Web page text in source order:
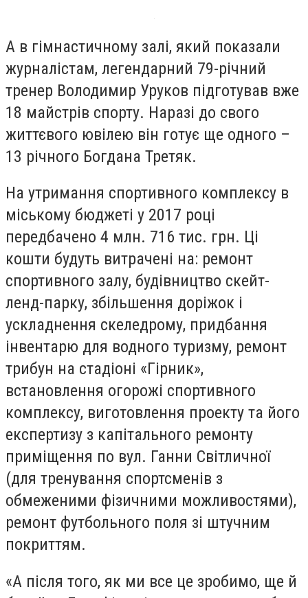
А в гімнастичному залі, який показали
журналістам, легендарний 79-річний
тренер Володимир Уруков підготував вже
18 майстрів спорту. Наразі до свого
життєвого ювілею він готує ще одного –
13 річного Богдана Третяк.
На утримання спортивного комплексу в
міському бюджеті у 2017 році
передбачено 4 млн. 716 тис. грн. Ці
кошти будуть витрачені на: ремонт
спортивного залу, будівництво скейт-
ленд-парку, збільшення доріжок і
ускладнення скеледрому, придбання
інвентарю для водного туризму, ремонт
трибун на стадіоні «Гірник»,
встановлення огорожі спортивного
комплексу, виготовлення проекту та його
експертизу з капітального ремонту
приміщення по вул. Ганни Світличної
(для тренування спортсменів з
обмеженими фізичними можливостями),
ремонт футбольного поля зі штучним
покриттям.
«А після того, як ми все це зробимо, ще й